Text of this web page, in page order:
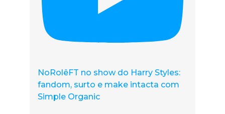
NoRolêFT no show do Harry Styles:
fandom, surto e make intacta com
Simple Organic